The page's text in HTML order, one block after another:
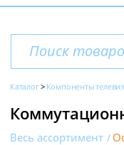
Каталог Компоненты
Весь ассортимент